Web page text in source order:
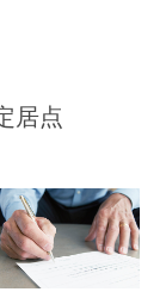
居点